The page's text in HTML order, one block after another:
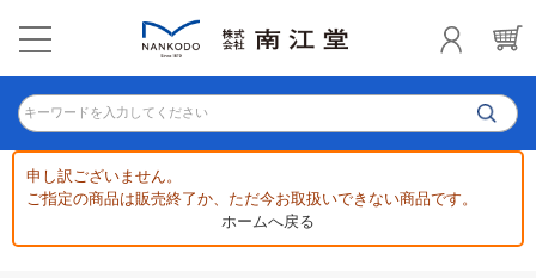
キーワードを入力してください
申し訳ございません。
ご指定の商品は販売終了か、ただ今お取扱いできない商品です。
ホームへ戻る